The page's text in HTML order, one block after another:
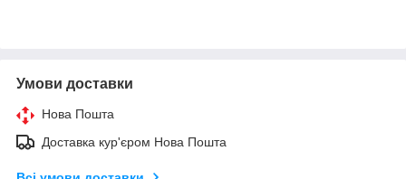
Умови доставки
Нова Пошта
Доставка кур'єром Нова Пошта